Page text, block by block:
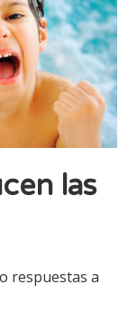
las
respuestas a